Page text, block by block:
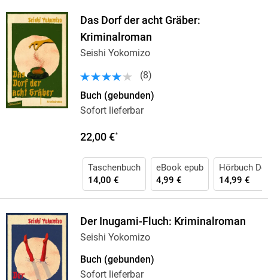
Das Dorf der acht Gräber:
Kriminalroman
Seishi Yokomizo
(8)
Buch (gebunden)
Sofort lieferbar
22,00 €*
Taschenbuch
14,00 €
eBook epub
4,99 €
Hörbuch
14,99 €
Der Inugami-Fluch: Kriminalroman
Seishi Yokomizo
Buch (gebunden)
Sofort lieferbar